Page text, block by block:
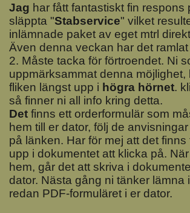
Jag har fått fantastiskt fin respons
släppta "Stabservice" vilket
inlämnade paket av eget mtrl
Även denna veckan har det
2. Måste tacka för förtroendet. Ni
uppmärksammat denna möjlighet,
fliken längst upp i högra hörnet.
så finner ni all info kring detta.
Det finns ett orderformulär som
hem till er dator, följ de
på länken. Har för mej att det finns
upp i dokumentet att klicka på.
hem, går det att skriva i
dator. Nästa gång ni tänker lämna
redan PDF-formuläret i er dator.